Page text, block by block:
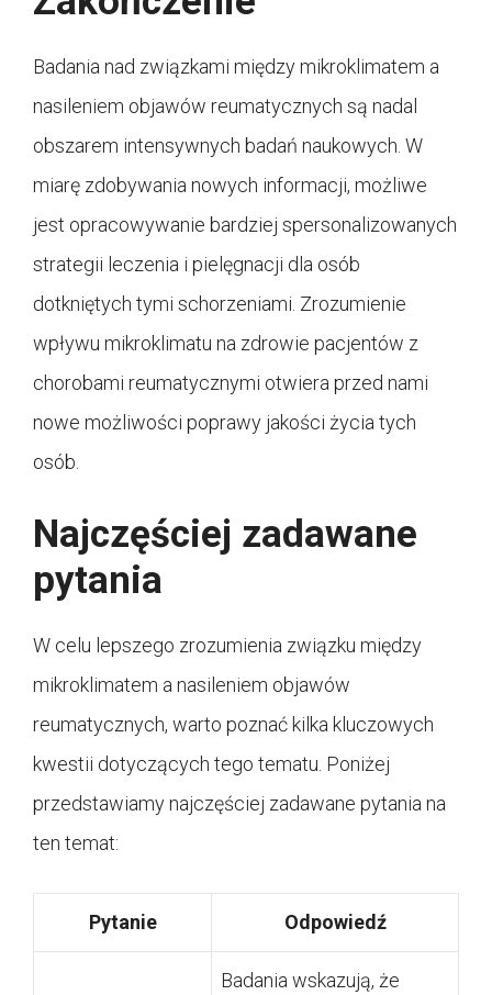
Badania nad związkami między mikroklimatem a
nasileniem objawów reumatycznych są nadal
obszarem intensywnych badań naukowych. W
miarę zdobywania nowych informacji, możliwe
jest opracowywanie bardziej spersonalizowanych
strategii leczenia i pielęgnacji dla osób
dotkniętych tymi schorzeniami. Zrozumienie
wpływu mikroklimatu na zdrowie pacjentów z
chorobami reumatycznymi otwiera przed nami
nowe możliwości poprawy jakości życia tych
osób.
Najczęściej zadawane
pytania
W celu lepszego zrozumienia związku między
mikroklimatem a nasileniem objawów
reumatycznych, warto poznać kilka kluczowych
kwestii dotyczących tego tematu. Poniżej
przedstawiamy najczęściej zadawane pytania na
ten temat:
Pytanie Odpowiedź
Badania wskazują, że